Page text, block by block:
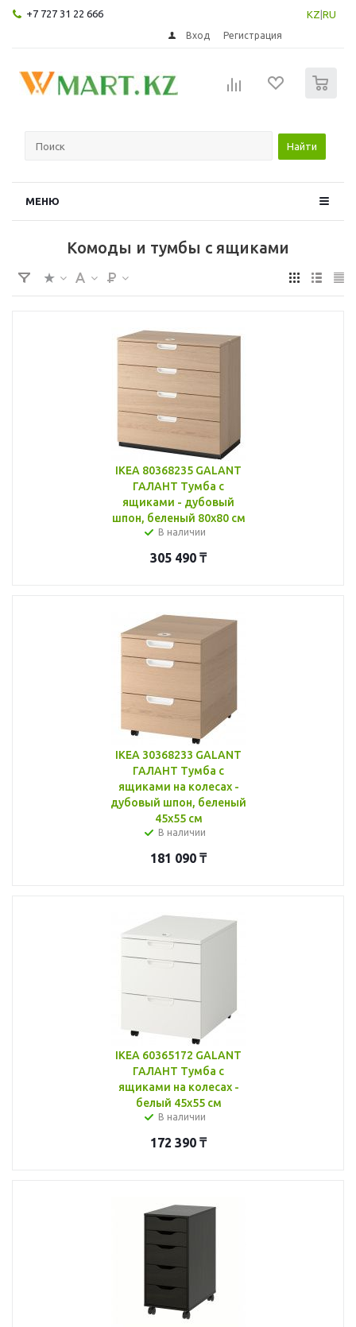
+7 727 31 22 666 KZ RU
Вход Регистрация
Найти
МЕНЮ
Комоды и тумбы с ящиками
IKEA 80368235 GALANT
ГАЛАНТ Тумба с
ящиками - дубовый
шпон, беленый 80x80 см
В наличии
305 490 ₸
IKEA 30368233 GALANT
ГАЛАНТ Тумба с
ящиками на колесах -
дубовый шпон, беленый
45x55 см
В наличии
181 090 ₸
IKEA 60365172 GALANT
ГАЛАНТ Тумба с
ящиками на колесах -
белый 45x55 см
В наличии
172 390 ₸